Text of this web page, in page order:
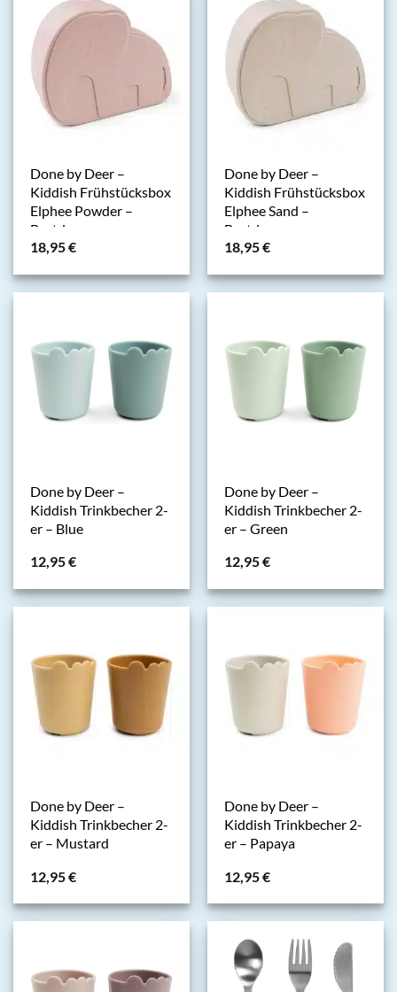
Done by Deer –
Kiddish Frühstücksbox
Elphee Powder –
Brotdose
18,95€
Done by Deer –
Kiddish Frühstücksbox
Elphee Sand –
Brotdose
18,95€
Done by Deer –
Kiddish Trinkbecher 2-
er – Blue
12,95€
Done by Deer –
Kiddish Trinkbecher 2-
er – Green
12,95€
Done by Deer –
Kiddish Trinkbecher 2-
er – Mustard
12,95€
Done by Deer –
Kiddish Trinkbecher 2-
er – Papaya
12,95€